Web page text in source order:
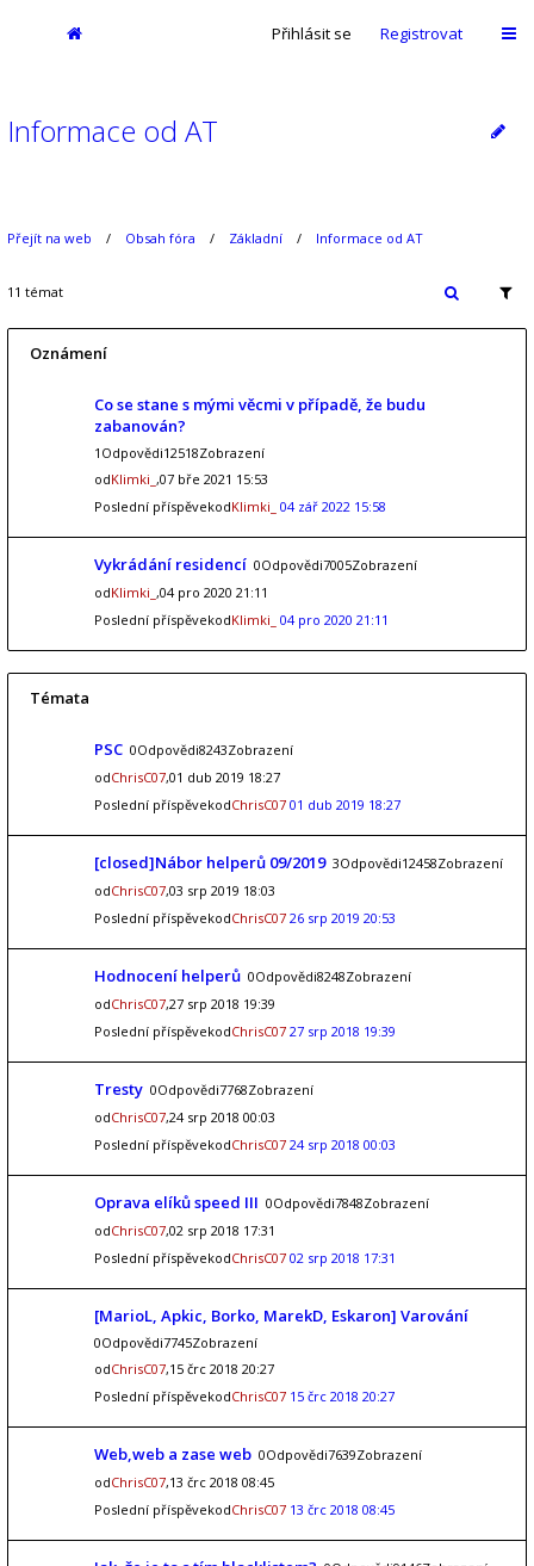
Přihlásit se Registrovat
Informace od AT
Přejít na web Obsah fóra Základní Informace od AT
11 témat
Oznámení
Co se stane s mými věcmi v případě, že budu
zabanován?
1Odpovědi12518Zobrazení
odKlimki_ ,07 bře 2021 15:53
Poslední příspěvekodKlimki_ 04 zář 2022 15:58
Vykrádání residencí 0Odpovědi7005Zobrazení
odKlimki_ ,04 pro 2020 21:11
Poslední příspěvekodKlimki_ 04 pro 2020 21:11
Témata
PSC 0Odpovědi8243Zobrazení
odChrisC07,01 dub 2019 18:27
Poslední příspěvekodChrisC07 01 dub 2019 18:27
[closed]Nábor helperů 09/2019 3Odpovědi12458Zobrazení
odChrisC07,03 srp 2019 18:03
Poslední příspěvekodChrisC07 26 srp 2019 20:53
Hodnocení helperů 0Odpovědi8248Zobrazení
odChrisC07,27 srp 2018 19:39
Poslední příspěvekodChrisC07 27 srp 2018 19:39
Tresty 0Odpovědi7768Zobrazení
odChrisC07,24 srp 2018 00:03
Poslední příspěvekodChrisC07 24 srp 2018 00:03
Oprava elíků speed III 0Odpovědi7848Zobrazení
odChrisC07,02 srp 2018 17:31
Poslední příspěvekodChrisC07 02 srp 2018 17:31
[MarioL, Apkic, Borko, MarekD, Eskaron] Varování
0Odpovědi7745Zobrazení
odChrisC07,15 črc 2018 20:27
Poslední příspěvekodChrisC07 15 črc 2018 20:27
Web,web a zase web 0Odpovědi7639Zobrazení
odChrisC07,13 črc 2018 08:45
Poslední příspěvekodChrisC07 13 črc 2018 08:45